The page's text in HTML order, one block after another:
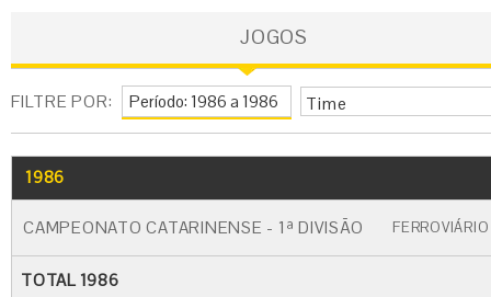
JOGOS
FILTRE POR: Time
1986
CAMPEONATO CATARINENSE - 1ª DIVISÃO FERROVIÁRIO
TOTAL 1986